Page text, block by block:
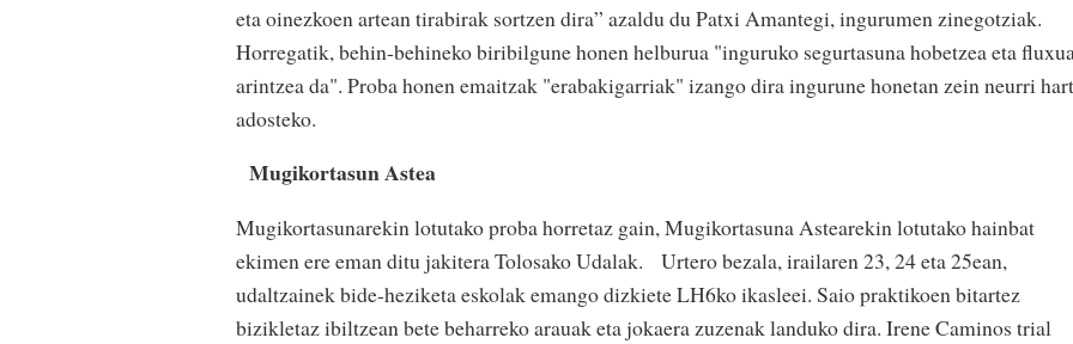
eta oinezkoen artean tirabirak sortzen dira” azaldu du Patxi Amantegi, ingurumen zinegotziak.
Horregatik, behin-behineko biribilgune honen helburua "inguruko segurtasuna hobetzea eta
arintzea da". Proba honen emaitzak "erabakigarriak" izango dira ingurune honetan zein neurri
adosteko.
Mugikortasun Astea
Mugikortasunarekin lotutako proba horretaz gain, Mugikortasuna Astearekin lotutako hainbat
ekimen ere eman ditu jakitera Tolosako Udalak. Urtero bezala, irailaren 23, 24 eta 25ean,
udaltzainek bide-heziketa eskolak emango dizkiete LH6ko ikasleei. Saio praktikoen bitartez
bizikletaz ibiltzean bete beharreko arauak eta jokaera zuzenak landuko dira. Irene Caminos trial